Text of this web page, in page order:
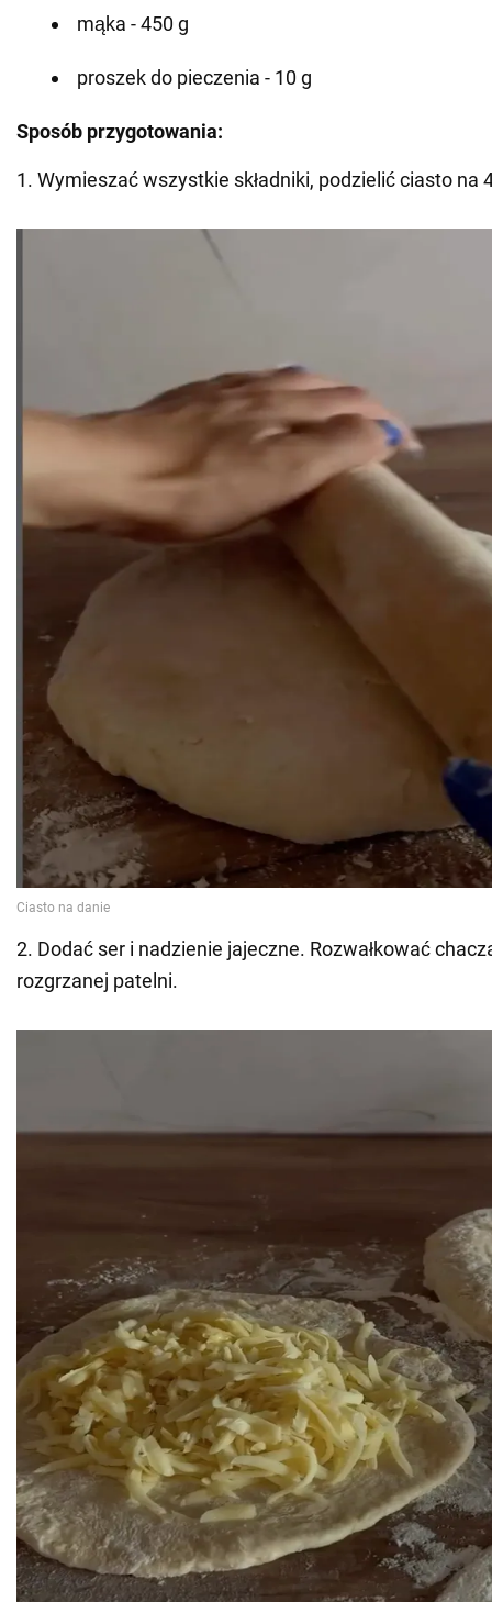
mąka - 450 g
proszek do pieczenia - 10 g
Sposób przygotowania:
1. Wymieszać wszystkie składniki, podzielić ciasto na
2. Dodać ser i nadzienie jajeczne. Rozwałkować
rozgrzanej patelni.